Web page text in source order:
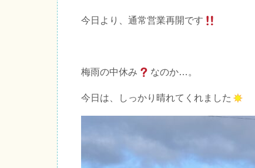
今日より、通常営業再開です
梅雨の中休み なのか…。
今日は、しっかり晴れてくれました